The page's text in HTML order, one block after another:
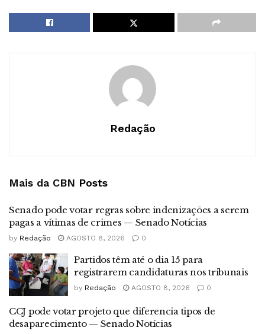
Redação
Mais da CBN Posts
Senado pode votar regras sobre indenizações a serem
pagas a vítimas de crimes — Senado Notícias
by Redação AGOSTO 8, 2026 0
Partidos têm até o dia 15 para
registrarem candidaturas nos tribunais
by Redação AGOSTO 8, 2026 0
CCJ pode votar projeto que diferencia tipos de
desaparecimento — Senado Notícias